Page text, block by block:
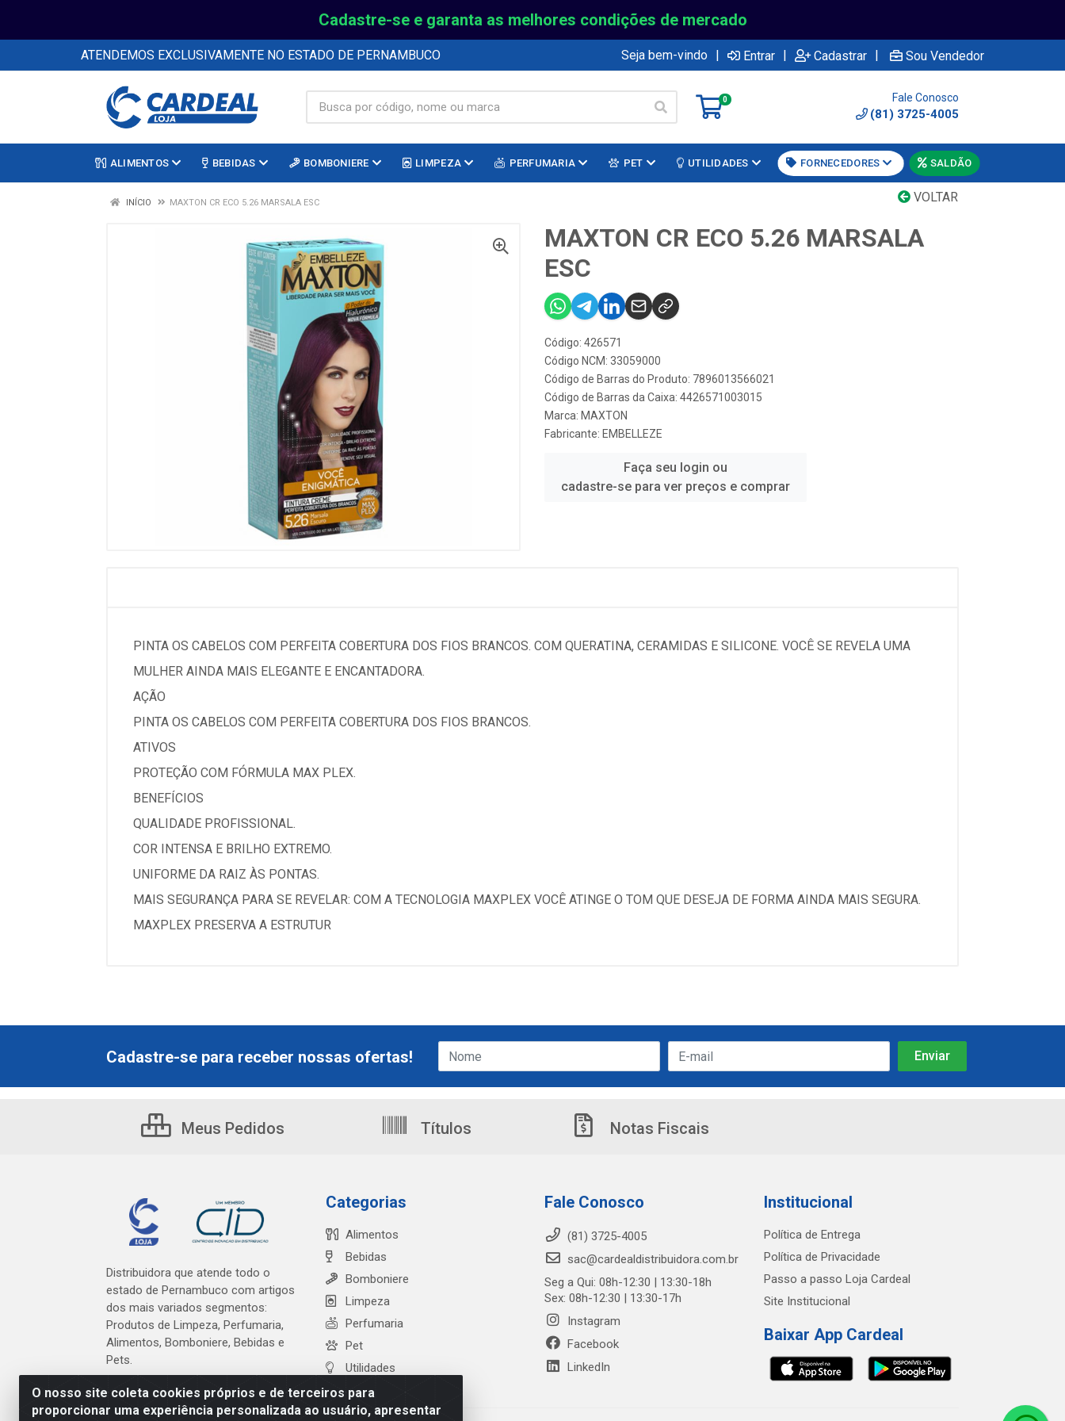
Cadastre-se e garanta as melhores condições de mercado
ATENDEMOS EXCLUSIVAMENTE NO ESTADO DE PERNAMBUCO Seja bem-vindo | Entrar | Cadastrar | Sou Vendedor
0 Fale Conosco
(81) 3725-4005
ALIMENTOS BEBIDAS BOMBONIERE LIMPEZA PERFUMARIA PET UTILIDADES FORNECEDORES SALDÃO
VOLTAR
INÍCIO MAXTON CR ECO 5.26 MARSALA ESC
MAXTON CR ECO 5.26 MARSALA
ESC
Código: 426571
Código NCM: 33059000
Código de Barras do Produto: 7896013566021
Código de Barras da Caixa: 4426571003015
Marca: MAXTON
Fabricante: EMBELLEZE
Faça seu login ou
cadastre-se para ver preços e comprar
PINTA OS CABELOS COM PERFEITA COBERTURA DOS FIOS BRANCOS. COM QUERATINA, CERAMIDAS E SILICONE. VOCÊ SE REVELA UMA
MULHER AINDA MAIS ELEGANTE E ENCANTADORA.
AÇÃO
PINTA OS CABELOS COM PERFEITA COBERTURA DOS FIOS BRANCOS.
ATIVOS
PROTEÇÃO COM FÓRMULA MAX PLEX.
BENEFÍCIOS
QUALIDADE PROFISSIONAL.
COR INTENSA E BRILHO EXTREMO.
UNIFORME DA RAIZ ÀS PONTAS.
MAIS SEGURANÇA PARA SE REVELAR: COM A TECNOLOGIA MAXPLEX VOCÊ ATINGE O TOM QUE DESEJA DE FORMA AINDA MAIS SEGURA.
MAXPLEX PRESERVA A ESTRUTUR
O nosso site coleta cookies próprios e de terceiros para
proporcionar uma experiência personalizada ao usuário, apresentar
Cadastre-se para receber nossas ofertas!
Meus Pedidos Títulos Notas Fiscais
Distribuidora que atende todo o
estado de Pernambuco com artigos
dos mais variados segmentos:
Produtos de Limpeza, Perfumaria,
Alimentos, Bomboniere, Bebidas e
Pets.
Categorias
Alimentos
Bebidas
Bomboniere
Limpeza
Perfumaria
Pet
Utilidades
Fale Conosco
(81) 3725-4005
sac@cardealdistribuidora.com.br
Seg a Qui: 08h-12:30 | 13:30-18h
Sex: 08h-12:30 | 13:30-17h
Instagram
Facebook
LinkedIn
Institucional
Política de Entrega
Política de Privacidade
Passo a passo Loja Cardeal
Site Institucional
Baixar App Cardeal